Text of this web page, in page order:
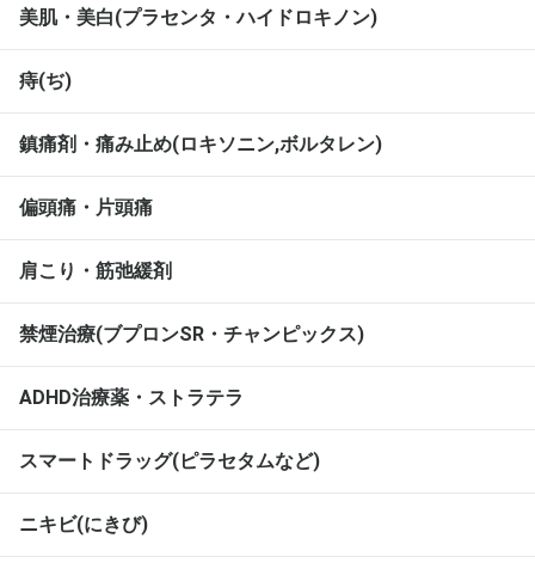
美肌・美白(プラセンタ・ハイドロキノン)
痔(ぢ)
鎮痛剤・痛み止め(ロキソニン,ボルタレン)
偏頭痛・片頭痛
肩こり・筋弛緩剤
禁煙治療(ブプロンSR・チャンピックス)
ADHD治療薬・ストラテラ
スマートドラッグ(ピラセタムなど)
ニキビ(にきび)